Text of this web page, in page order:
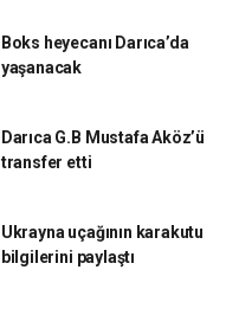
Boks heyecanı Darıca’da
yaşanacak
Darıca G.B Mustafa Aköz’ü
transfer etti
Ukrayna uçağının karakutu
bilgilerini paylaştı